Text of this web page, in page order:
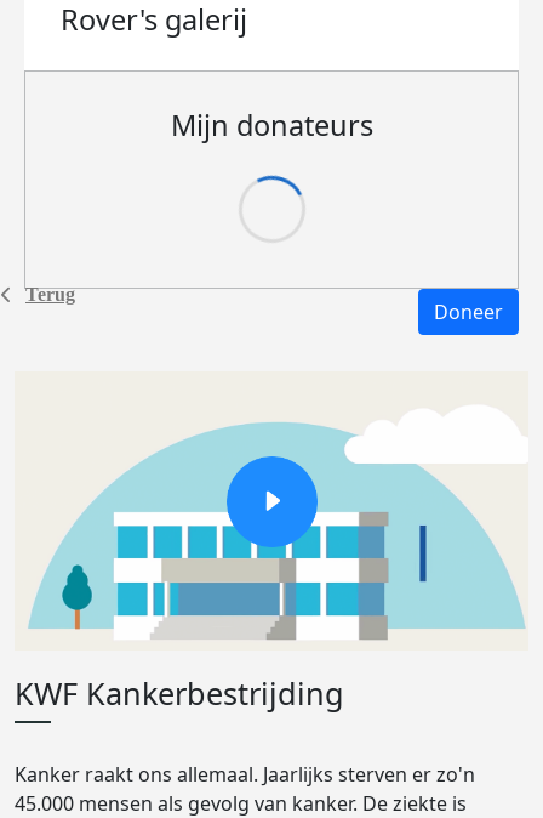
Terug
Rover's galerij
Mijn donateurs
Doneer
KWF Kankerbestrijding
Kanker raakt ons allemaal. Jaarlijks sterven er zo'n
45.000 mensen als gevolg van kanker. De ziekte is